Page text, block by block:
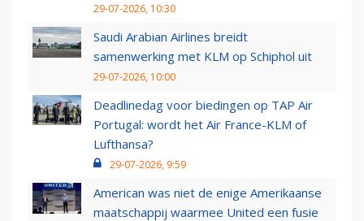
29-07-2026, 10:30
Saudi Arabian Airlines breidt
samenwerking met KLM op Schiphol uit
29-07-2026, 10:00
Deadlinedag voor biedingen op TAP Air
Portugal: wordt het Air France-KLM of
Lufthansa?
29-07-2026, 9:59
American was niet de enige Amerikaanse
maatschappij waarmee United een fusie